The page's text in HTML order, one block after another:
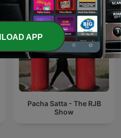
Pacha Satta - The RJB
Show
APP